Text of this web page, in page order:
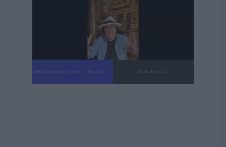
Următorul videoclip în 4 Anulează